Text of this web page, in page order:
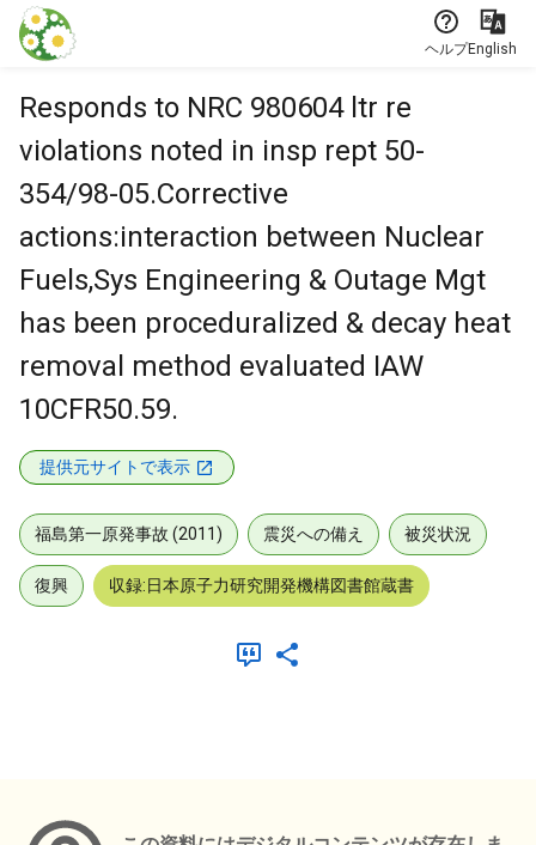
本文に飛ぶ
ヘルプEnglish
Responds to NRC 980604 ltr re
violations noted in insp rept 50-
354/98-05.Corrective
actions:interaction between Nuclear
Fuels,Sys Engineering & Outage Mgt
has been proceduralized & decay heat
removal method evaluated IAW
10CFR50.59.
提供元サイトで表示
福島第一原発事故 (2011) 震災への備え 被災状況
復興 収録:日本原子力研究開発機構図書館蔵書